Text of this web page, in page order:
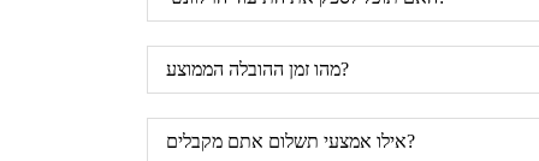
מהו זמן ההובלה הממוצע?
אילו אמצעי תשלום אתם מקבלים?